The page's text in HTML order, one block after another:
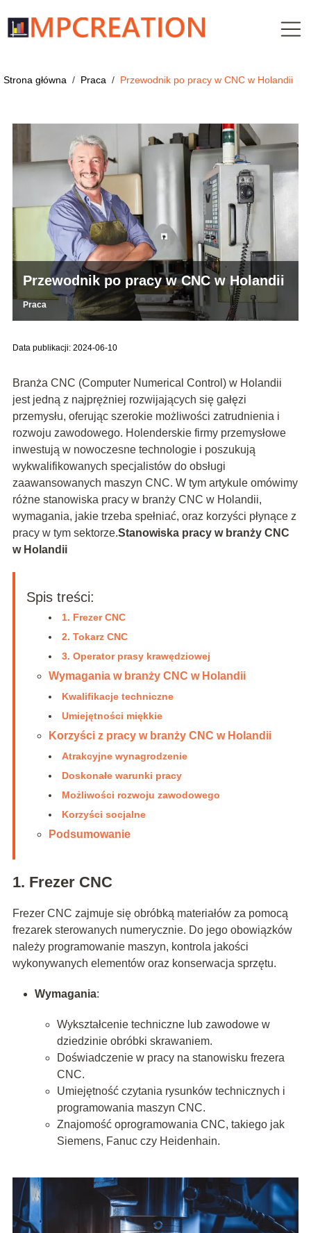
Strona główna / Praca / Przewodnik po pracy w CNC w Holandii
Przewodnik po pracy w CNC w Holandii
Praca
Data publikacji: 2024-06-10
Branża CNC (Computer Numerical Control) w Holandii
jest jedną z najprężniej rozwijających się gałęzi
przemysłu, oferując szerokie możliwości zatrudnienia i
rozwoju zawodowego. Holenderskie firmy przemysłowe
inwestują w nowoczesne technologie i poszukują
wykwalifikowanych specjalistów do obsługi
zaawansowanych maszyn CNC. W tym artykule omówimy
różne stanowiska pracy w branży CNC w Holandii,
wymagania, jakie trzeba spełniać, oraz korzyści płynące z
pracy w tym sektorze.Stanowiska pracy w branży CNC
w Holandii
Spis treści:
1. Frezer CNC
2. Tokarz CNC
3. Operator prasy krawędziowej
Wymagania w branży CNC w Holandii
Kwalifikacje techniczne
Umiejętności miękkie
Korzyści z pracy w branży CNC w Holandii
Atrakcyjne wynagrodzenie
Doskonałe warunki pracy
Możliwości rozwoju zawodowego
Korzyści socjalne
Podsumowanie
1. Frezer CNC
Frezer CNC zajmuje się obróbką materiałów za pomocą
frezarek sterowanych numerycznie. Do jego obowiązków
należy programowanie maszyn, kontrola jakości
wykonywanych elementów oraz konserwacja sprzętu.
Wymagania:
Wykształcenie techniczne lub zawodowe w
dziedzinie obróbki skrawaniem.
Doświadczenie w pracy na stanowisku frezera
CNC.
Umiejętność czytania rysunków technicznych i
programowania maszyn CNC.
Znajomość oprogramowania CNC, takiego jak
Siemens, Fanuc czy Heidenhain.